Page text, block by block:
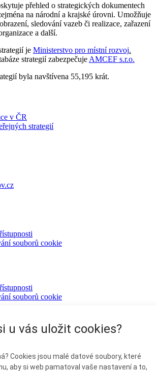
u vás uložit cookies?
Cookies jsou malé datové soubory, které
aby si web pamatoval vaše nastavení a to,
přehled o strategických dokumentech
na národní a krajské úrovni. Umožňuje
sledování vazeb či realizace, zařazení
a další.
je Ministerstvo pro místní rozvoj.
strategií zabezpečuje AMCEF s.r.o.
byla navštívena 55,195 krát.
v ČR
strategií
souborů cookie
souborů cookie